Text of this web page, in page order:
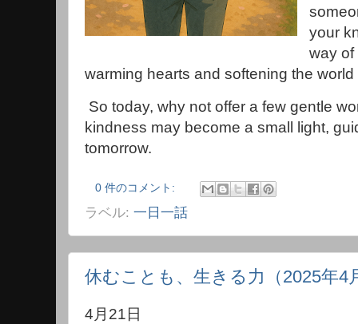
your
way
warming hearts and softening the
So today, why not offer a few gentle
kindness may become a small light,
tomorrow.
0 件のコメント:
ラベル: 一日一話
休むことも、生きる力（2025年4
4月21日